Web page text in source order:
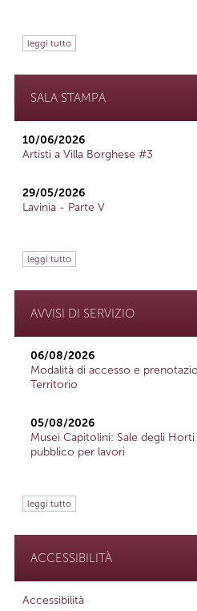
leggi tutto
SALA STAMPA
10/06/2026
Artisti a Villa Borghese #3
29/05/2026
Lavinia - Parte V
leggi tutto
AVVISI DI SERVIZIO
06/08/2026
Modalità di accesso e
Territorio
05/08/2026
Musei Capitolini: Sale degli
pubblico per lavori
leggi tutto
ACCESSIBILITÀ
Accessibilità